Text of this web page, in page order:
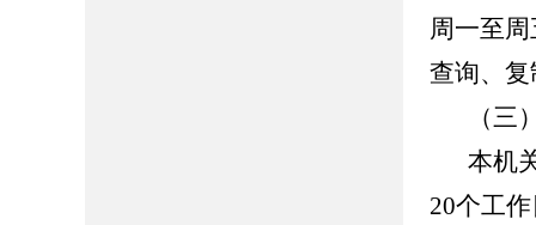
周一至
查询、
（三
本机
20个工